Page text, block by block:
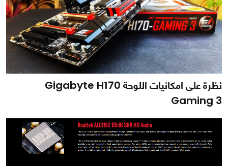
نظرة على امكانيات اللوحة Gigabyte H170
Gaming 3